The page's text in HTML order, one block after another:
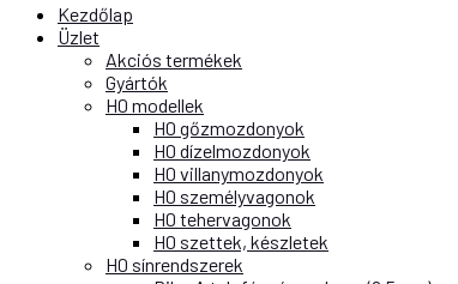
Kezdőlap
Üzlet
Akciós termékek
Gyártók
H0 modellek
H0 gőzmozdonyok
H0 dízelmozdonyok
H0 villanymozdonyok
H0 személyvagonok
H0 tehervagonok
H0 szettek, készletek
H0 sínrendszerek